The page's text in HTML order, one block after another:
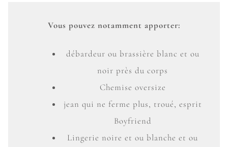
Vous pouvez notamment apporter:
débardeur ou brassière blanc et ou
noir près du corps
Chemise oversize
jean qui ne ferme plus, troué, esprit
Boyfriend
Lingerie noire et ou blanche et ou